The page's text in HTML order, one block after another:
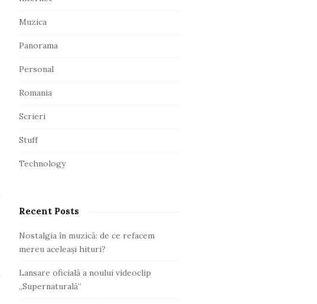
Muzica
Panorama
Personal
Romania
Scrieri
Stuff
Technology
Recent Posts
Nostalgia în muzică: de ce refacem
mereu aceleași hituri?
Lansare oficială a noului videoclip
„Supernaturală”